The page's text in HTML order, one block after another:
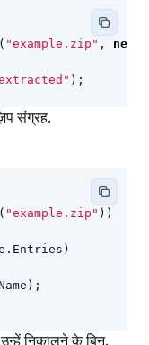
( "example.zip" , new
);
संग्रह.
( "example.zip" ))
. Entries )
);
निकालने के बिन.